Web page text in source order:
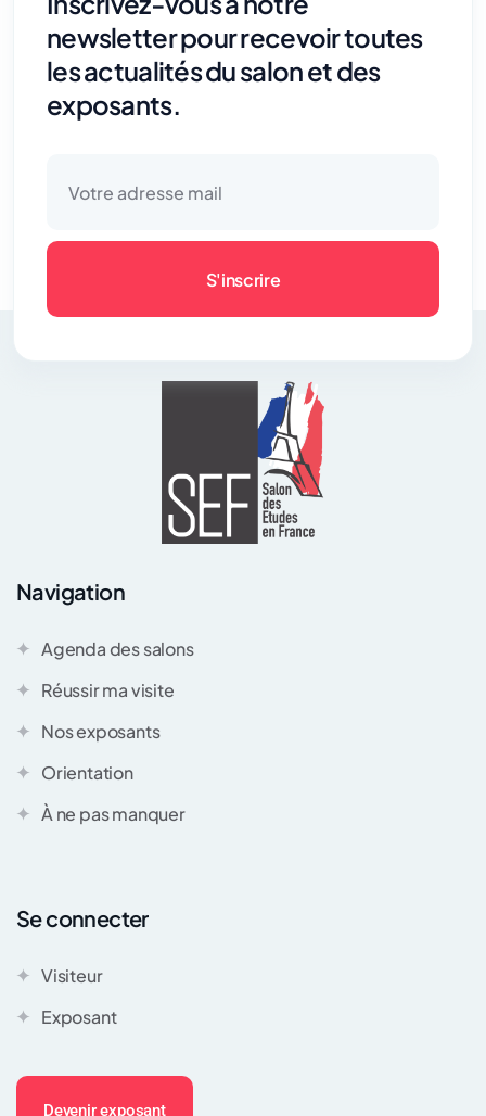
newsletter pour recevoir toutes
les actualités du salon et des
exposants.
S'inscrire
Navigation
Agenda des salons
Réussir ma visite
Nos exposants
Orientation
À ne pas manquer
Se connecter
Visiteur
Exposant
Devenir exposant